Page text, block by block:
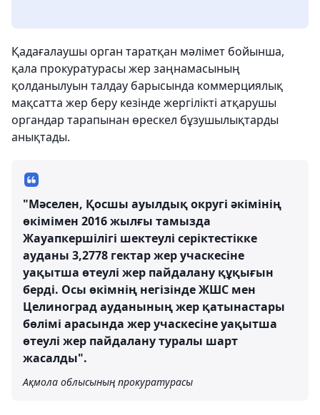
Қадағалаушы орган таратқан мәлімет бойынша,
қала прокуратурасы жер заңнамасының
қолданылуын талдау барысында коммерциялық
мақсатта жер беру кезінде жергілікті атқарушы
органдар тарапынан өрескел бұзушылықтарды
анықтады.
"Мәселен, Қосшы ауылдық округі әкімінің
өкімімен 2016 жылғы тамызда
Жауапкершілігі шектеулі серіктестікке
ауданы 3,2778 гектар жер учаскесіне
уақытша өтеулі жер пайдалану құқығын
берді. Осы өкімнің негізінде ЖШС мен
Целиноград ауданының жер қатынастары
бөлімі арасында жер учаскесіне уақытша
өтеулі жер пайдалану туралы шарт
жасалды".
Ақмола облысының прокуратурасы